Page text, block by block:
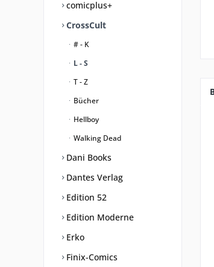
comicplus+
CrossCult
# - K
L - S
T - Z
Bücher
Hellboy
Walking Dead
Dani Books
Dantes Verlag
Edition 52
Edition Moderne
Erko
Finix-Comics